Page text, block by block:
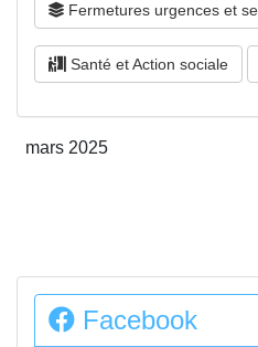
Fermetures urgences et
Santé et Action sociale
mars 2025
Facebook